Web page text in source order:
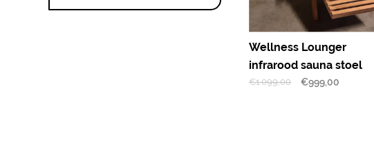
Wellness Lounger
infrarood sauna stoel
€1.099,00 €999,00